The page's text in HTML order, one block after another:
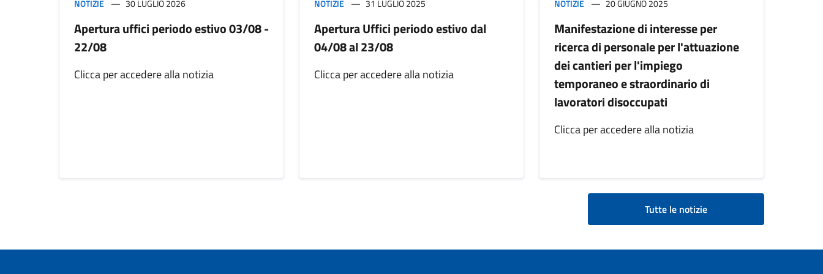
NOTIZIE 30 LUGLIO 2026
Apertura uffici periodo estivo 03/08 -
22/08
Clicca per accedere alla notizia
NOTIZIE 31 LUGLIO 2025
Apertura Uffici periodo estivo dal
04/08 al 23/08
Clicca per accedere alla notizia
NOTIZIE 20 GIUGNO 2025
Manifestazione di interesse per
ricerca di personale per l'attuazione
dei cantieri per l'impiego
temporaneo e straordinario di
lavoratori disoccupati
Clicca per accedere alla notizia
Tutte le notizie